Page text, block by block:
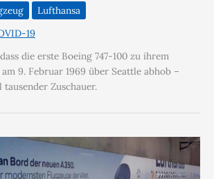
Lufthansa
19
die erste Boeing 747-100 zu ihrem
9. Februar 1969 über Seattle abhob –
Zuschauer.